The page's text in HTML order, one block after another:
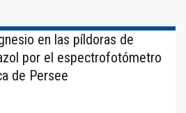
en las píldoras de
por el espectrofotómetro
de Persee